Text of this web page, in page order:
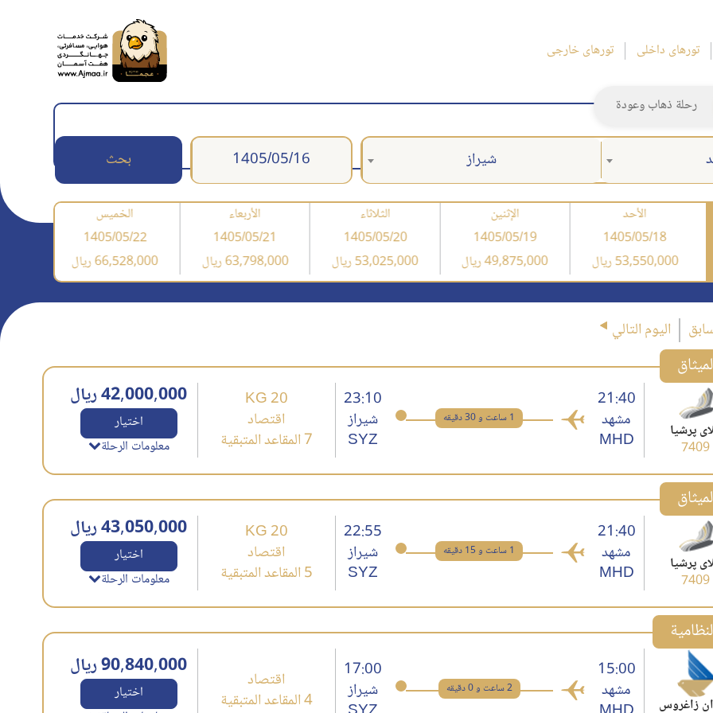
تورهای داخلی تورهای خارجی
رحلة ذهاب وعودة
شيراز بحث
الأحد
1405/05/18
53,550,000 ریال
الإثنين
1405/05/19
49,875,000 ریال
الثلاثاء
1405/05/20
53,025,000 ریال
الأربعاء
1405/05/21
63,798,000 ریال
الخميس
1405/05/22
66,528,000 ریال
اليوم التالي
پرشیا
7409
21:40
مشهد
MHD
1 ساعت و 30 دقیقه
23:10
شیراز
SYZ
20 KG
اقتصاد
7 المقاعد المتبقية
42,000,000 ریال
اختیار
معلومات الرحلة
پرشیا
7409
21:40
مشهد
MHD
1 ساعت و 15 دقیقه
22:55
شیراز
SYZ
20 KG
اقتصاد
5 المقاعد المتبقية
43,050,000 ریال
اختیار
معلومات الرحلة
زاغروس
15:00
مشهد
2 ساعت و 0 دقیقه
17:00
شیراز
اقتصاد
4 المقاعد المتبقية
90,840,000 ریال
اختیار